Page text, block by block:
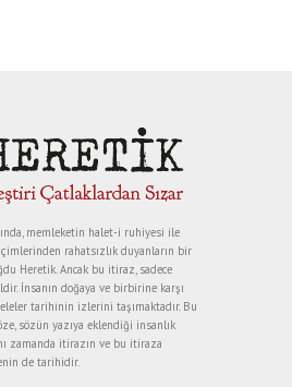
memleketin halet-i ruhiyesi ile
rahatsızlık duyanların bir
Heretik. Ancak bu itiraz, sadece
İnsanın doğaya ve birbirine karşı
tarihinin izlerini taşımaktadır. Bu
sözün yazıya eklendiği insanlık
zamanda itirazın ve bu itiraza
de tarihidir.